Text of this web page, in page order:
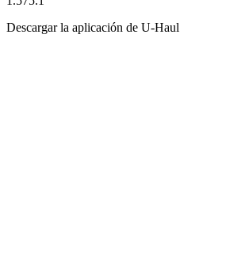
Descargar la aplicación de U-Haul